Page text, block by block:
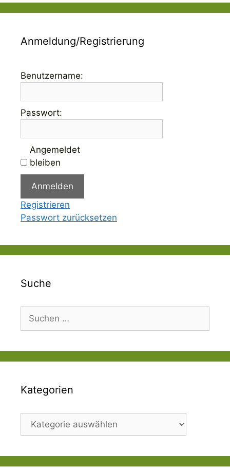
Anmeldung/Registrierung
Benutzername:
Passwort:
Angemeldet
bleiben
Anmelden
Registrieren
Passwort zurücksetzen
Suche
nach:
Kategorien
Kategorien